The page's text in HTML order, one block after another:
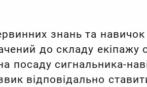
знань та
до складу екіпажу
посаду сигнальника-
відповідально